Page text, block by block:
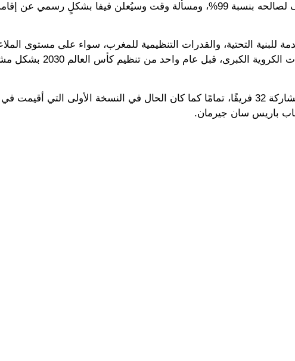
ولكن التقرير الأخير يؤكد أن المغرب حسم الملف لصالحه بنسبة 99%، ومسألة وقت وسيُعلن فيفا
كمرحلة اختبار متقدمة للبنية التحتية، والقدرات التنظيمية للمغرب، سواء على مستوى
اللوجستية، أو الخبرة المتراكمة في تدبير
ومن المقرر أن تقام كأس العالم للأندية 2029 بمشاركة 32 فريقًا، تمامًا كما كان الحال في النسخة الأولى
باريس سان جيرمان.